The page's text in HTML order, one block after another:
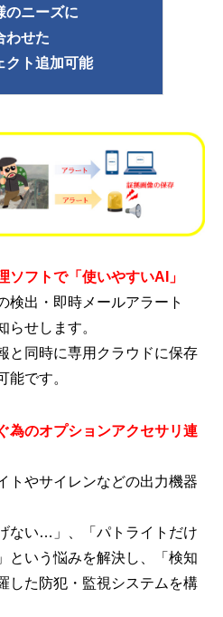
のニーズに
わせた
クト追加可能
フトで「使いやすいAI」
検出・即時メールアラート
らせします。
と同時に専用クラウドに保存
能です。
為のオプションアクセサリ連
トやサイレンなどの出力機器
ない…」、「パトライトだけ
という悩みを解決し、「検知
した防犯・監視システムを構